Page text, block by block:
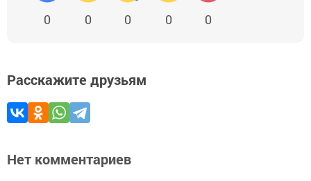
0 0 0 0 0
Расскажите друзьям
Нет комментариев